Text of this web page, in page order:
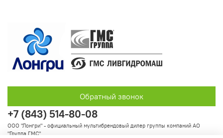
+7 (843) 514-80-08
ООО "Лонгри" - официальный мультибрендовый дилер группы компаний АО
"Группа ГМС"
Обратный звонок